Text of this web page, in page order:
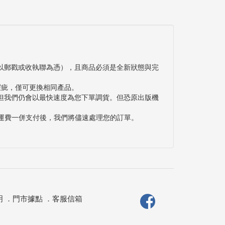
戳或收執聯為憑），且商品必須是全新狀態與完
，僅可更換相同產品。
們仍會以最快速度為您下單調貨。但恐原出版機
一併支付後，我們將儘速處理您的訂單。
． 門市據點． 客服信箱